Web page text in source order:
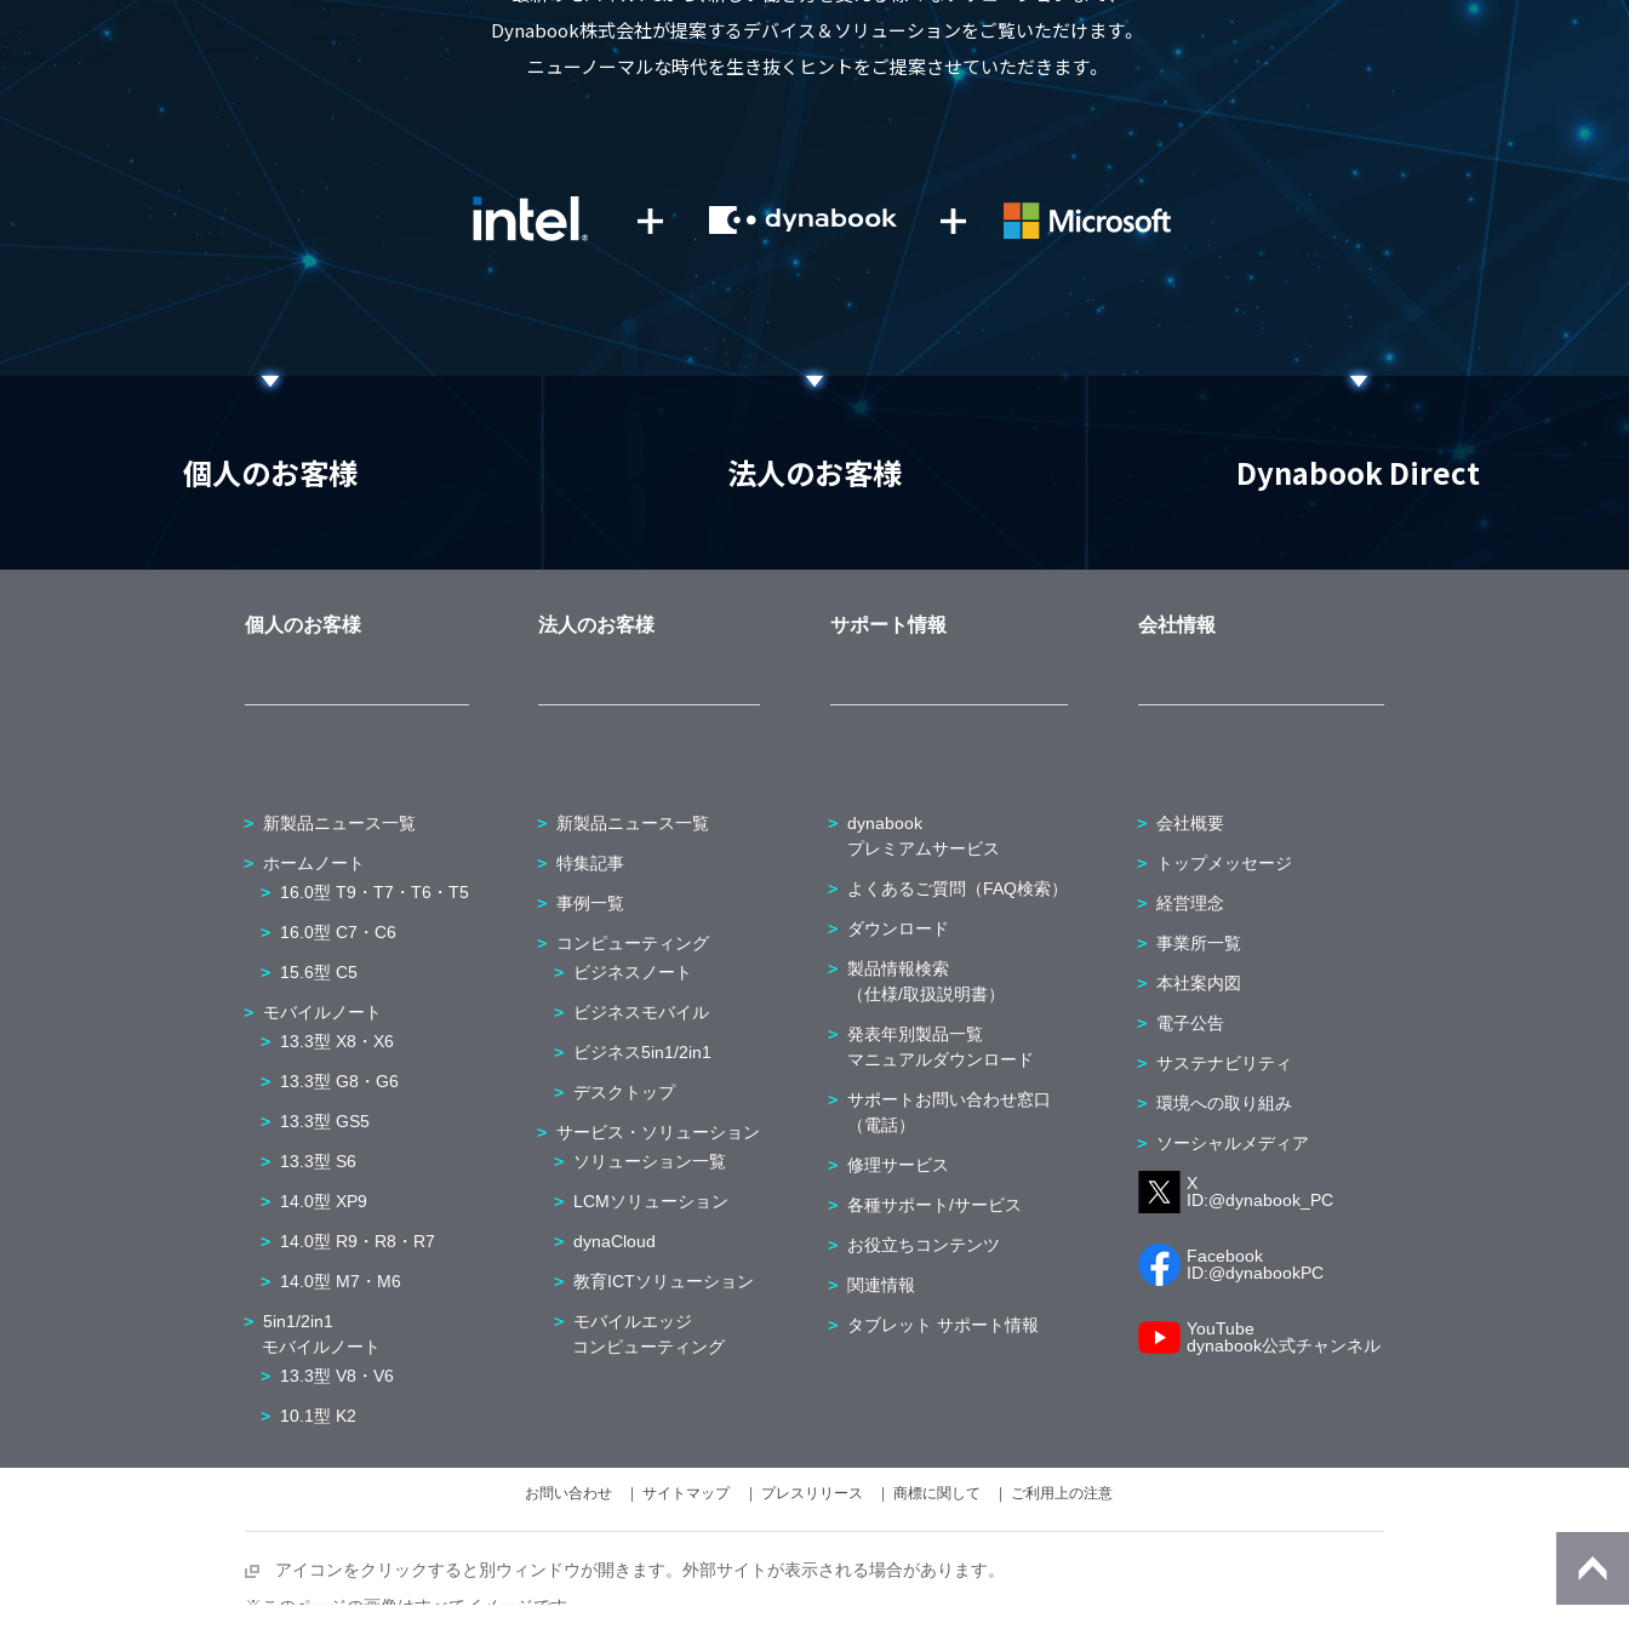
Dynabook株式会社が提案するデバイス＆ソリューションをご覧いただけます。
ニューノーマルな時代を生き抜くヒントをご提案させていただきます。
個人のお客様 法人のお客様 Dynabook Direct
個人のお客様
新製品ニュース一覧
ホームノート
16.0型 T9・T7・T6・T5
16.0型 C7・C6
15.6型 C5
モバイルノート
13.3型 X8・X6
13.3型 G8・G6
13.3型 GS5
13.3型 S6
14.0型 XP9
14.0型 R9・R8・R7
14.0型 M7・M6
5in1/2in1
モバイルノート
13.3型 V8・V6
10.1型 K2
法人のお客様
新製品ニュース一覧
特集記事
事例一覧
コンピューティング
ビジネスノート
ビジネスモバイル
ビジネス5in1/2in1
デスクトップ
サービス・ソリューション
ソリューション一覧
LCMソリューション
dynaCloud
教育ICTソリューション
モバイルエッジ
コンピューティング
サポート情報
dynabook
プレミアムサービス
よくあるご質問（FAQ検索）
ダウンロード
製品情報検索
（仕様/取扱説明書）
発表年別製品一覧
マニュアルダウンロード
サポートお問い合わせ窓口
（電話）
修理サービス
各種サポート/サービス
お役立ちコンテンツ
関連情報
タブレット サポート情報
会社情報
会社概要
トップメッセージ
経営理念
事業所一覧
本社案内図
電子公告
サステナビリティ
環境への取り組み
ソーシャルメディア
X
ID:@dynabook_PC
Facebook
ID:@dynabookPC
YouTube
dynabook公式チャンネル
お問い合わせ サイトマップ プレスリリース 商標に関して ご利用上の注意
アイコンをクリックすると別ウィンドウが開きます。外部サイトが表示される場合があります。
※このページの画像はすべてイメージです。